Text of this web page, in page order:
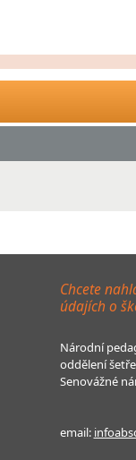
Chcete
údajích o
Národní
oddělení
Senovážné
email: